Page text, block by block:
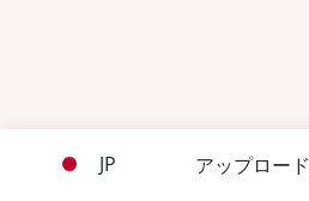
JP アップロード